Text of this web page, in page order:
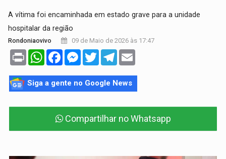
A vítima foi encaminhada em estado grave para a unidade
hospitalar da região ​
Rondoniaovivo 09 de Maio de 2026 às 17:47
Print WhatsAppFacebookMessenger
TwitterTelegram
Siga a gente no Google News
Compartilhar no Whatsapp